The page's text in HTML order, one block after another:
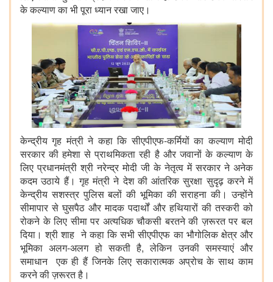
के कल्याण का भी पूरा ध्यान रखा जाए।
केन्द्रीय गृह मंत्री ने कहा कि सीएपीएफ-कर्मियों का कल्याण मोदी
सरकार की हमेशा से प्राथमिकता रही है और जवानों के कल्याण के
लिए प्रधानमंत्री श्री नरेन्द्र मोदी जी के नेतृत्व में सरकार ने अनेक
कदम उठाये हैं। गृह मंत्री ने देश की आंतरिक सुरक्षा सुदृढ़ करने में
केन्द्रीय सशस्त्र पुलिस बलों की भूमिका की सराहना की। उन्होंने
सीमापार से घुसपैठ और मादक पदार्थों और हथियारों की तस्करी को
रोकने के लिए सीमा पर अत्यधिक चौकसी बरतने की ज़रूरत पर बल
दिया। श्री शाह ने कहा कि सभी सीएपीएफ का भौगोलिक क्षेत्र और
भूमिका अलग-अलग हो सकती है, लेकिन उनकी समस्याएं और
समाधान एक ही हैं जिनके लिए सकारात्मक अप्रोच के साथ काम
करने की ज़रूरत है।